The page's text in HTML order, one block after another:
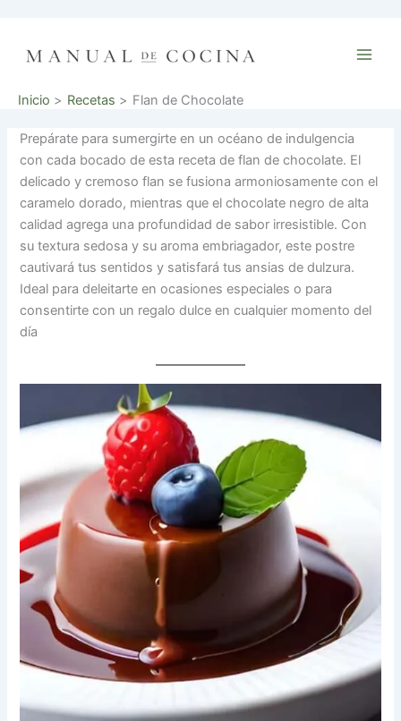
contenido
Inicio Recetas Flan de Chocolate
Prepárate para sumergirte en un océano de indulgencia
con cada bocado de esta receta de flan de chocolate. El
delicado y cremoso flan se fusiona armoniosamente con el
caramelo dorado, mientras que el chocolate negro de alta
calidad agrega una profundidad de sabor irresistible. Con
su textura sedosa y su aroma embriagador, este postre
cautivará tus sentidos y satisfará tus ansias de dulzura.
Ideal para deleitarte en ocasiones especiales o para
consentirte con un regalo dulce en cualquier momento del
día